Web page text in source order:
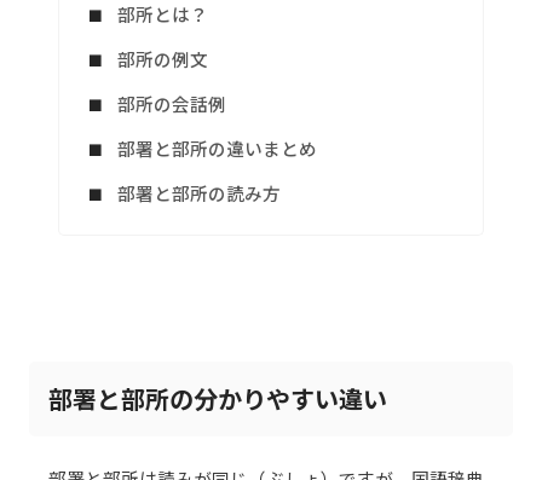
部所とは？
部所の例文
部所の会話例
部署と部所の違いまとめ
部署と部所の読み方
部署と部所の分かりやすい違い